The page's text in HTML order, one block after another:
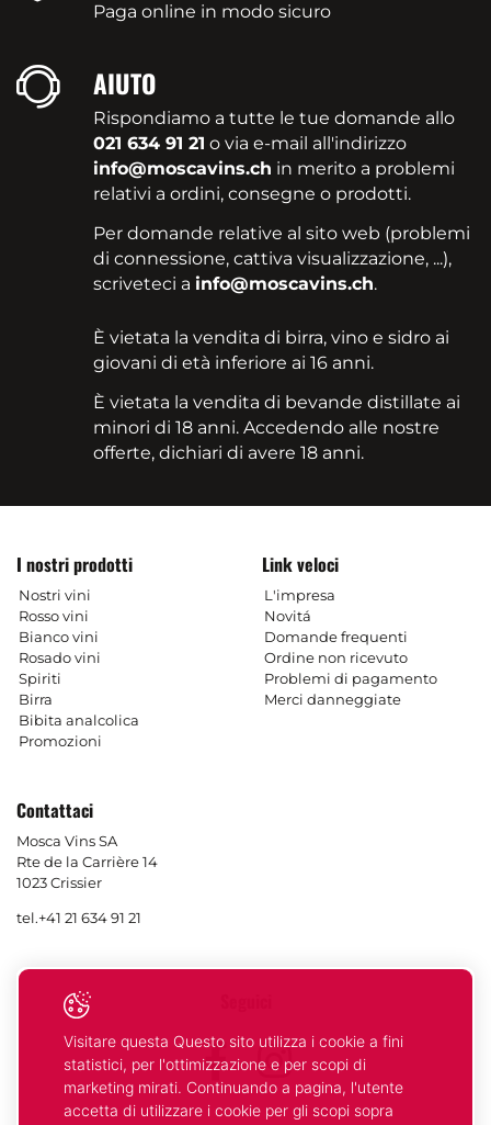
Paga online in modo sicuro
AIUTO
Rispondiamo a tutte le tue domande allo
021 634 91 21 o via e-mail all'indirizzo
info@moscavins.ch in merito a problemi
relativi a ordini, consegne o prodotti.
Per domande relative al sito web (problemi
di connessione, cattiva visualizzazione, ...),
scriveteci a info@moscavins.ch.
È vietata la vendita di birra, vino e sidro ai
giovani di età inferiore ai 16 anni.
È vietata la vendita di bevande distillate ai
minori di 18 anni. Accedendo alle nostre
offerte, dichiari di avere 18 anni.
I nostri prodotti
Nostri vini
Rosso vini
Bianco vini
Rosado vini
Spiriti
Birra
Bibita analcolica
Promozioni
Link veloci
L'impresa
Novitá
Domande frequenti
Ordine non ricevuto
Problemi di pagamento
Merci danneggiate
Contattaci
Mosca Vins SA
Rte de la Carrière 14
1023 Crissier
tel.+41 21 634 91 21
Facebook
Instagram
Visitare questa Questo sito utilizza i cookie a fini
statistici, per l'ottimizzazione e per scopi di
marketing mirati. Continuando a pagina, l'utente
accetta di utilizzare i cookie per gli scopi sopra